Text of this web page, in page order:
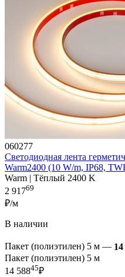
060277
Светодиодная лента
Warm2400 (10 W/m, IP68,
Warm | Тёплый 2400 K
2 91769
₽/м
В наличии
Пакет (полиэтилен) 5 м —
Пакет (полиэтилен) 5 м
14 58845₽